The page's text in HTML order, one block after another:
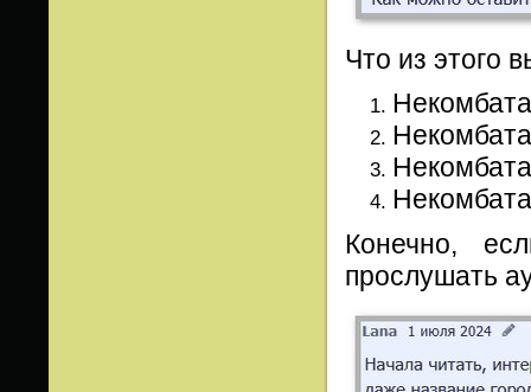
Что из этого
Конечно,
прослушать